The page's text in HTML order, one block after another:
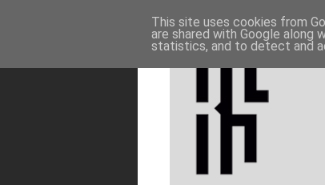
This site uses cookies from
are shared with Google along
statistics, and to detect and